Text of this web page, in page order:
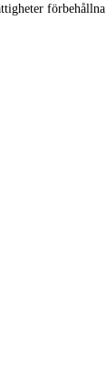
förbehållna.